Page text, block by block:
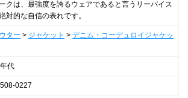
クは、最強度を誇るウェアであると言うリーバイス
対的な自信の表れです。
ター > ジャケット > デニム・コーデュロイジャケッ
代
0227